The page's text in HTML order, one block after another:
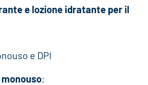
e lozione idratante per il
e DPI
;